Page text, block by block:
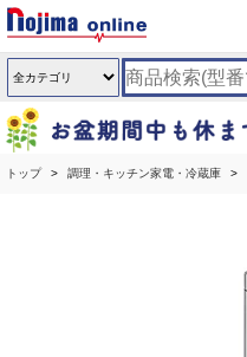
トップ 調理・キッチン家電・冷蔵庫